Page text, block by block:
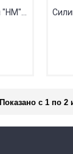
Показано с 1 по 2